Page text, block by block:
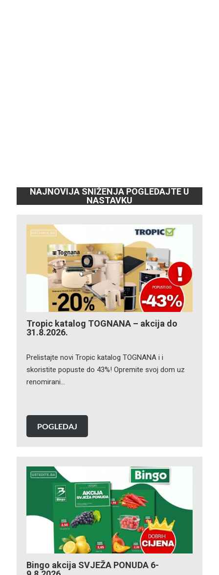
NAJNOVIJA SNIŽENJA POGLEDAJTE U
NASTAVKU
Tropic katalog TOGNANA – akcija do
31.8.2026.
Prelistajte novi Tropic katalog TOGNANA i i
skoristite popuste do 43%! Opremite svoj dom uz
renomirani…
POGLEDAJ
Bingo akcija SVJEŽA PONUDA 6-